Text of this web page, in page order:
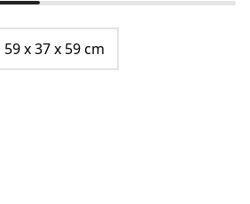
59 x 37 x 59 cm